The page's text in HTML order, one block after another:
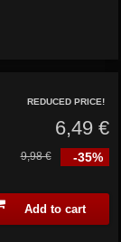
REDUCED PRICE!
6,49 €
-35%
9,98 €
Add to cart